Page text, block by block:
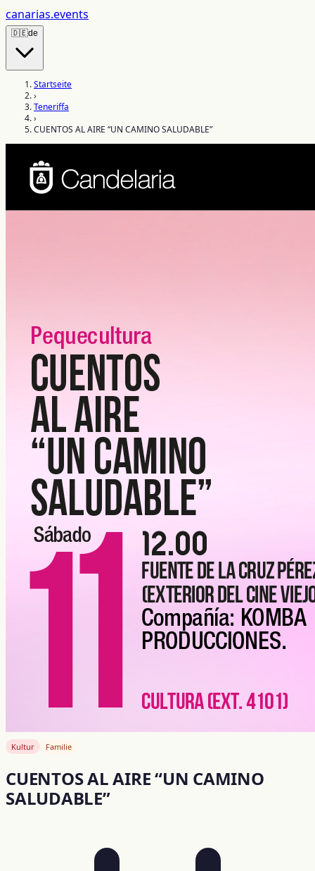
canarias.events
🇩🇪de
Startseite
›
Teneriffa
›
CUENTOS AL AIRE “UN CAMINO SALUDABLE”
Kultur Familie
CUENTOS AL AIRE “UN CAMINO
SALUDABLE”